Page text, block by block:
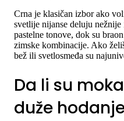
Crna je klasičan izbor ako
svetlije nijanse deluju
pastelne tonove, dok su
zimske kombinacije. Ako
bež ili svetlosmeđa su
Da li su
duže